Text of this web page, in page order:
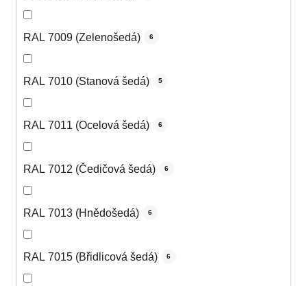
RAL 7009 (Zelenošedá) 6
RAL 7010 (Stanová šedá) 5
RAL 7011 (Ocelová šedá) 6
RAL 7012 (Čedičová šedá) 6
RAL 7013 (Hnědošedá) 6
RAL 7015 (Břidlicová šedá) 6